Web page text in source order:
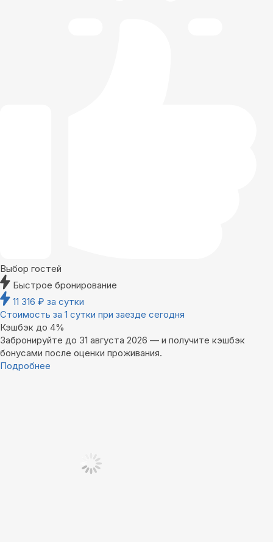
Выбор гостей
Быстрое бронирование
11 316 ₽ за сутки
Стоимость за 1 сутки при заезде сегодня
Кэшбэк до 4%
Забронируйте до 31 августа 2026 — и получите кэшбэк
бонусами после оценки проживания.
Подробнее